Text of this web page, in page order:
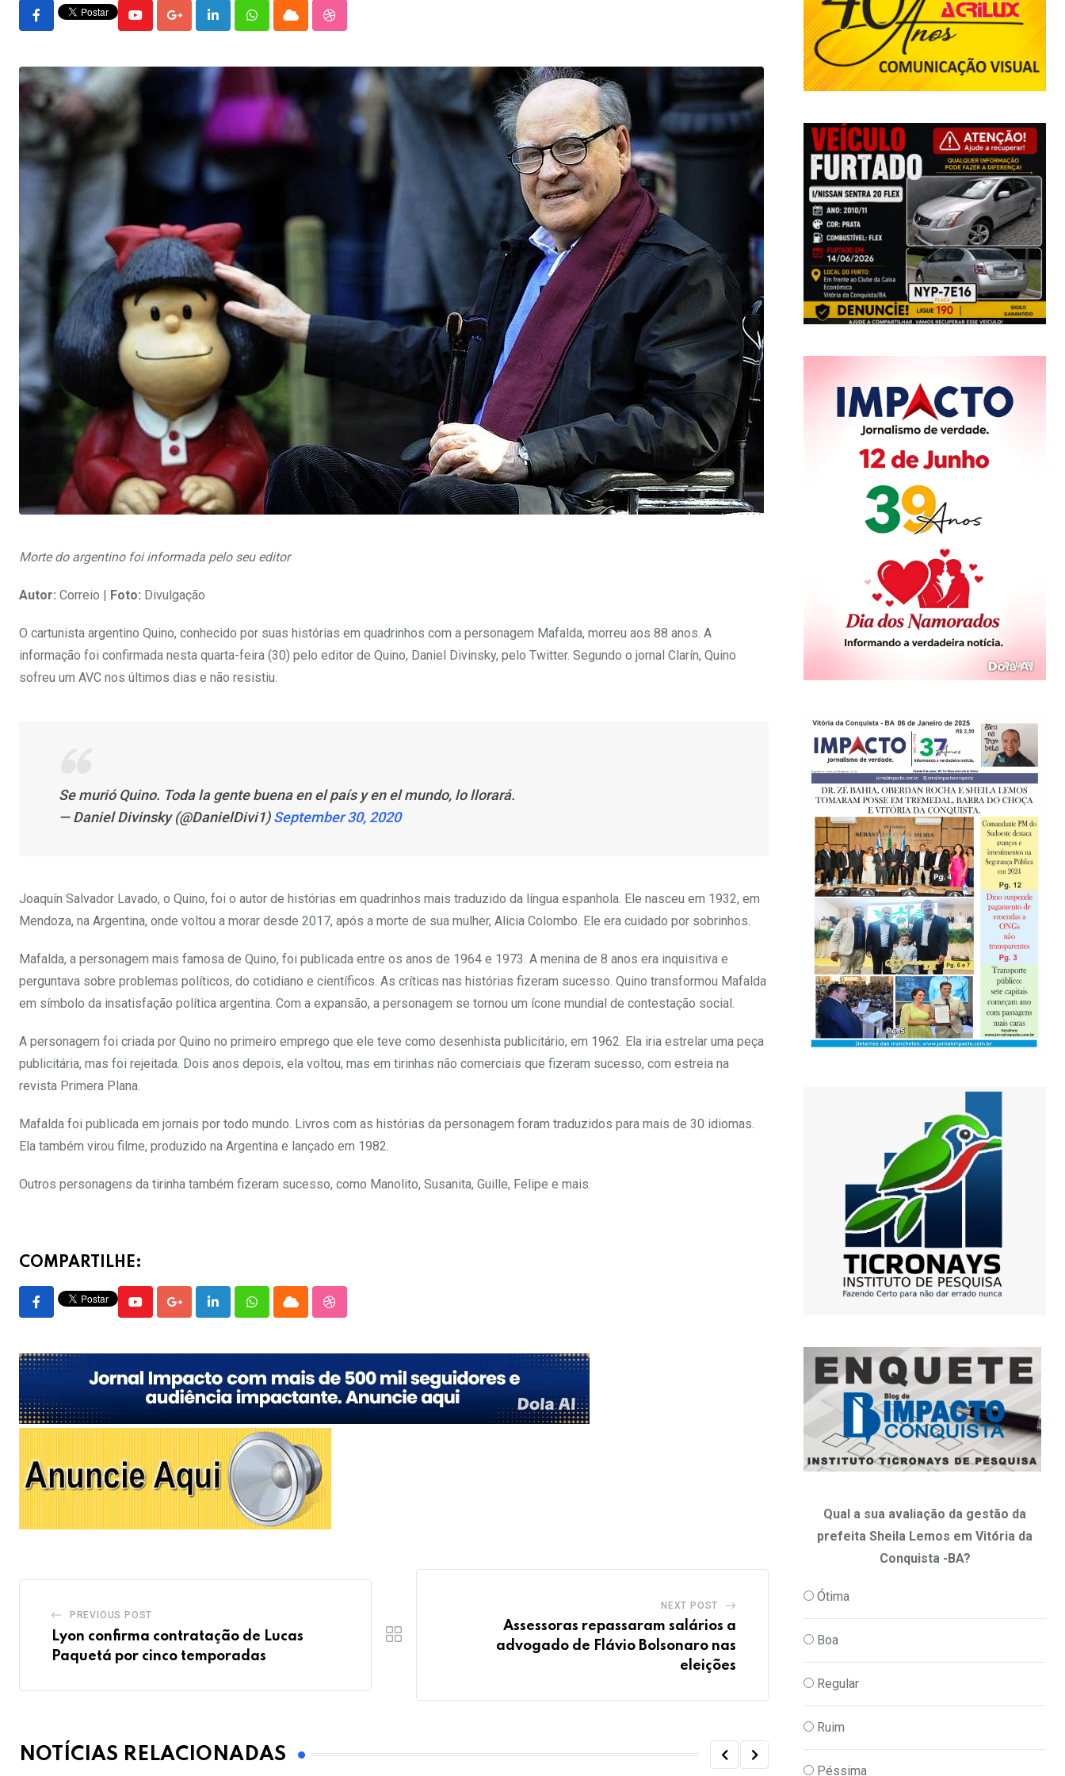
YoutubeGoogle+LinkedInWhatsappCloud StumbleUpon
Morte do argentino foi informada pelo seu editor
Autor: Correio | Foto: Divulgação
O cartunista argentino Quino, conhecido por suas histórias em quadrinhos com a personagem Mafalda, morreu aos 88 anos. A
informação foi confirmada nesta quarta-feira (30) pelo editor de Quino, Daniel Divinsky, pelo Twitter. Segundo o jornal Clarín, Quino
sofreu um AVC nos últimos dias e não resistiu.
Se murió Quino. Toda la gente buena en el país y en el mundo, lo llorará.
— Daniel Divinsky (@DanielDivi1)September 30, 2020
Joaquín Salvador Lavado, o Quino, foi o autor de histórias em quadrinhos mais traduzido da língua espanhola. Ele nasceu em 1932, em
Mendoza, na Argentina, onde voltou a morar desde 2017, após a morte de sua mulher, Alicia Colombo. Ele era cuidado por sobrinhos.
Mafalda, a personagem mais famosa de Quino, foi publicada entre os anos de 1964 e 1973. A menina de 8 anos era inquisitiva e
perguntava sobre problemas políticos, do cotidiano e científicos. As críticas nas histórias fizeram sucesso. Quino transformou Mafalda
em símbolo da insatisfação política argentina. Com a expansão, a personagem se tornou um ícone mundial de contestação social.
A personagem foi criada por Quino no primeiro emprego que ele teve como desenhista publicitário, em 1962. Ela iria estrelar uma peça
publicitária, mas foi rejeitada. Dois anos depois, ela voltou, mas em tirinhas não comerciais que fizeram sucesso, com estreia na
revista Primera Plana.
Mafalda foi publicada em jornais por todo mundo. Livros com as histórias da personagem foram traduzidos para mais de 30 idiomas.
Ela também virou filme, produzido na Argentina e lançado em 1982.
Outros personagens da tirinha também fizeram sucesso, como Manolito, Susanita, Guille, Felipe e mais.
COMPARTILHE:
YoutubeGoogle+LinkedInWhatsappCloud StumbleUpon
PREVIOUS POST
Lyon confirma contratação de Lucas
Paquetá por cinco temporadas
NEXT POST
Assessoras repassaram salários a
advogado de Flávio Bolsonaro nas
eleições
NOTÍCIAS RELACIONADAS
Qual a sua avaliação da gestão da
prefeita Sheila Lemos em Vitória da
Conquista -BA?
Ótima
Boa
Regular
Ruim
Péssima